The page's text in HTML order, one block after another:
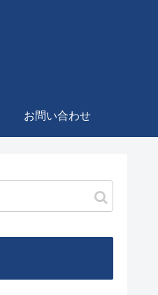
お問い合わせ